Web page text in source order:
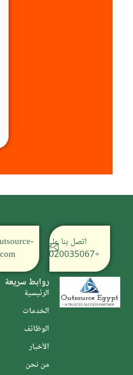
اتصل بنا على
+201020035067
روابط سريعة
الرئيسية
الخدمات
الوظائف
الأخبار
من نحن